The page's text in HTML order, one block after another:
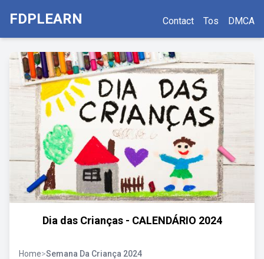
FDPLEARN Contact Tos DMCA
Dia das Crianças - CALENDÁRIO 2024
Home>Semana Da Criança 2024